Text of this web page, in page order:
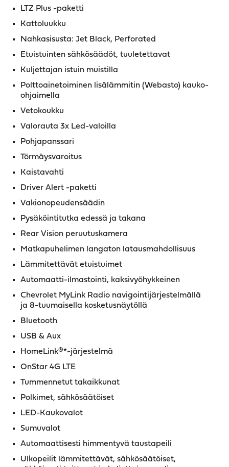
LTZ Plus -paketti
Kattoluukku
Nahkasisusta: Jet Black, Perforated
Etuistuinten sähkösäädöt, tuuletettavat
Kuljettajan istuin muistilla
Polttoainetoiminen lisälämmitin (Webasto) kauko-
ohjaimella
Vetokoukku
Valorauta 3x Led-valoilla
Pohjapanssari
Törmäysvaroitus
Kaistavahti
Driver Alert -paketti
Vakionopeudensäädin
Pysäköintitutka edessä ja takana
Rear Vision peruutuskamera
Matkapuhelimen langaton latausmahdollisuus
Lämmitettävät etuistuimet
Automaatti-ilmastointi, kaksivyöhykkeinen
Chevrolet MyLink Radio navigointijärjestelmällä
ja 8-tuumaisella kosketusnäytöllä
Bluetooth
USB & Aux
HomeLink®*-järjestelmä
OnStar 4G LTE
Tummennetut takaikkunat
Polkimet, sähkösäätöiset
LED-Kaukovalot
Sumuvalot
Automaattisesti himmentyvä taustapeili
Ulkopeilit lämmitettävät, sähkösäätöiset,